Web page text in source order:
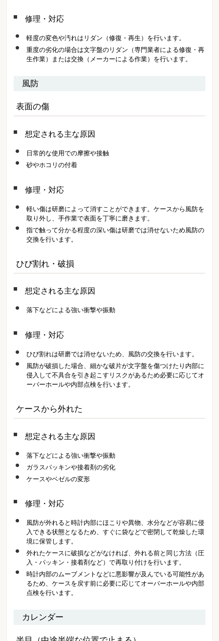
修理・対応
軽度の変色や汚れはリダン（修復・再生）を行います。
重度の劣化の場合は文字盤のリダン（専門業者による修復・再
生作業）または交換（メーカーによる作業）を行います。
風防
表面の傷
想定される主な原因
日常的な使用での摩擦や接触
砂やホコリの付着
修理・対応
軽い傷は研磨によって消すことができます。ケースから風防を
取り外し、手作業で表面を丁寧に磨きます。
指で触って分かる程度の深い傷は研磨では消せないため風防の
交換を行います。
ひび割れ・破損
想定される主な原因
落下などによる強い衝撃や振動
修理・対応
ひび割れは研磨では消せないため、風防の交換を行います。
風防が破損した場合、細かな破片が文字盤を傷つけたり内部に
侵入して不具合を引き起こすリスクがあるため必要に応じてオ
ーバーホールや内部点検を行います。
ケースから外れた
想定される主な原因
落下などによる強い衝撃や振動
ガラスパッキンや接着剤の劣化
ケースやベゼルの変形
修理・対応
風防が外れると時計内部にほこりや異物、水分などが容易に侵
入できる状態となるため、すぐに袋などで密閉して乾燥した環
境に保管します。
外れたケースに破損などがなければ、外れる前と同じ方法（圧
入・パッキン・接着剤など）で再取り付けを行います。
時計内部のムーブメントなどに悪影響が及んでいる可能性があ
るため、ケースを戻す前に必要に応じてオーバーホールや内部
点検を行います。
カレンダー